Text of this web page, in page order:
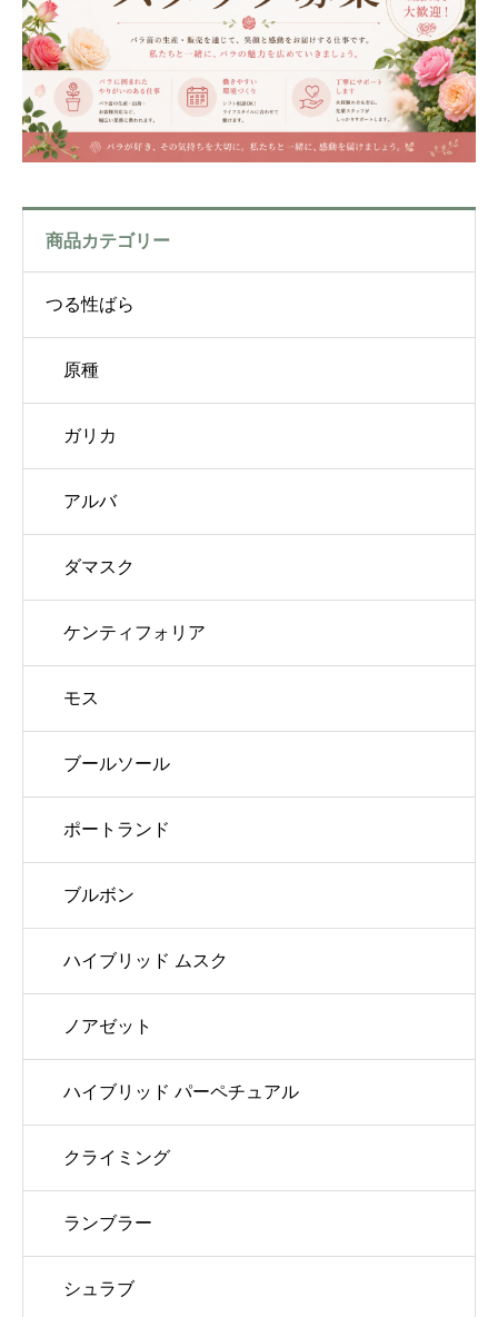
商品カテゴリー
つる性ばら
原種
ガリカ
アルバ
ダマスク
ケンティフォリア
モス
ブールソール
ポートランド
ブルボン
ハイブリッド ムスク
ノアゼット
ハイブリッド パーペチュアル
クライミング
ランブラー
シュラブ